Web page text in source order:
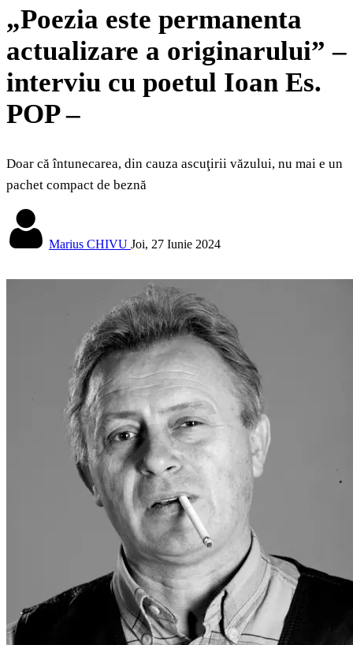
„Poezia este permanenta
actualizare a originarului” –
interviu cu poetul Ioan Es.
POP –
Doar că întunecarea, din cauza ascuţirii văzului, nu mai e un
pachet compact de beznă
Marius CHIVU Joi, 27 Iunie 2024